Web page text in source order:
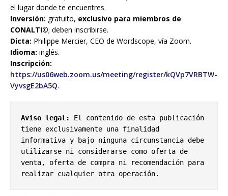
el lugar donde te encuentres.
Inversión: gratuito, exclusivo para miembros de
CONALTI©; deben inscribirse.
Dicta: Philippe Mercier, CEO de Wordscope, vía Zoom.
Idioma: inglés.
Inscripción:
https://us06web.zoom.us/meeting/register/kQVp7VRBTW-
VyvsgE2bA5Q.
Aviso legal: El contenido de esta publicación
tiene exclusivamente una finalidad
informativa y bajo ninguna circunstancia debe
utilizarse ni considerarse como oferta de
venta, oferta de compra ni recomendación para
realizar cualquier otra operación.